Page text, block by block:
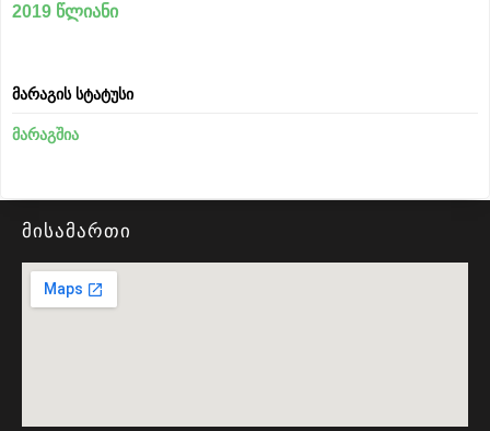
2019 წლიანი
მარაგის სტატუსი
მარაგშია
მისამართი